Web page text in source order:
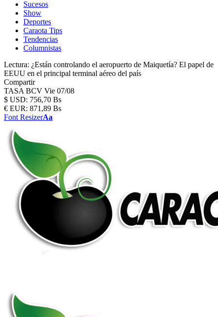
Sucesos
Show
Deportes
Caraota Tips
Tendencias
Columnistas
Lectura: ¿Están controlando el aeropuerto de Maiquetía? El papel de
EEUU en el principal terminal aéreo del país
Compartir
TASA BCV Vie 07/08
$ USD: 756,70 Bs
€ EUR: 871,89 Bs
Font ResizerAa